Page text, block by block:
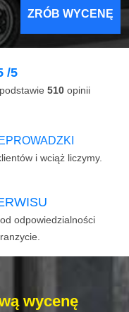
ZRÓB WYCENĘ
/5
510 opinii
i wciąż liczymy.
odpowiedzialności
wycenę